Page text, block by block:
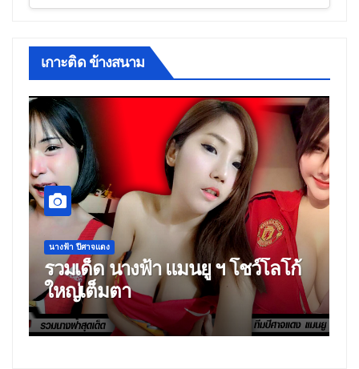
เกาะติด ข้างสนาม
งแบบสาว สุดแซ่บ
แฟนพันธุ์แท้
นางฟ้า ปีศาจแดง
รวมวีดีโอ และ ภาพ ง
แซ่บของ น้อง โยชิ นิชา
สาวกแมนยูหุ่นเด็ด